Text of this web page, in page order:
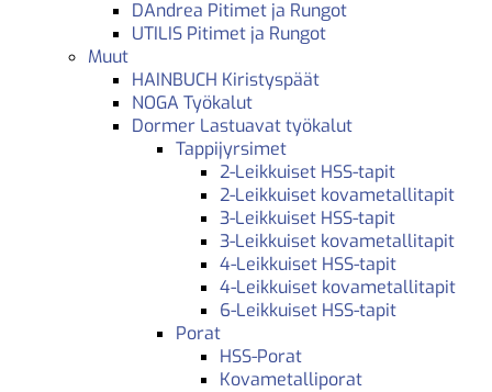
DAndrea Pitimet ja Rungot
UTILIS Pitimet ja Rungot
Muut
HAINBUCH Kiristyspäät
NOGA Työkalut
Dormer Lastuavat työkalut
Tappijyrsimet
2-Leikkuiset HSS-tapit
2-Leikkuiset kovametallitapit
3-Leikkuiset HSS-tapit
3-Leikkuiset kovametallitapit
4-Leikkuiset HSS-tapit
4-Leikkuiset kovametallitapit
6-Leikkuiset HSS-tapit
Porat
HSS-Porat
Kovametalliporat